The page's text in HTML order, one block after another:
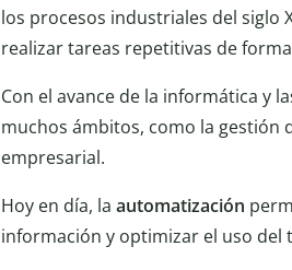
los procesos industriales del siglo
realizar tareas repetitivas de
Con el avance de la informática y
muchos ámbitos, como la gestión
empresarial.
Hoy en día, la automatización
información y optimizar el uso del